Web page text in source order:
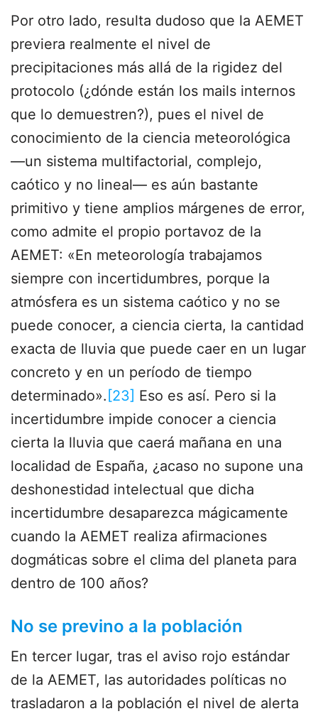
Por otro lado, resulta dudoso que la AEMET
previera realmente el nivel de
precipitaciones más allá de la rigidez del
protocolo (¿dónde están los mails internos
que lo demuestren?), pues el nivel de
conocimiento de la ciencia meteorológica
―un sistema multifactorial, complejo,
caótico y no lineal― es aún bastante
primitivo y tiene amplios márgenes de error,
como admite el propio portavoz de la
AEMET: «En meteorología trabajamos
siempre con incertidumbres, porque la
atmósfera es un sistema caótico y no se
puede conocer, a ciencia cierta, la cantidad
exacta de lluvia que puede caer en un lugar
concreto y en un período de tiempo
determinado». [23] Eso es así. Pero si la
incertidumbre impide conocer a ciencia
cierta la lluvia que caerá mañana en una
localidad de España, ¿acaso no supone una
deshonestidad intelectual que dicha
incertidumbre desaparezca mágicamente
cuando la AEMET realiza afirmaciones
dogmáticas sobre el clima del planeta para
dentro de 100 años?
No se previno a la población
En tercer lugar, tras el aviso rojo estándar
de la AEMET, las autoridades políticas no
trasladaron a la población el nivel de alerta